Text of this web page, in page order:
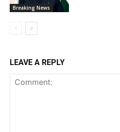
Breaking News
LEAVE A REPLY